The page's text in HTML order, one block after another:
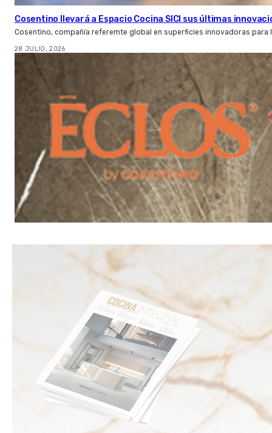
Cosentino llevará a Espacio Cocina SICI sus últimas
Cosentino, compañía referemte global en superficies innovadoras
28 JULIO, 2026